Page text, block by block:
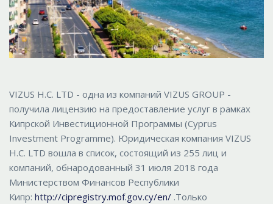
VIZUS H.C. LTD - одна из компаний VIZUS GROUP -
получила лицензию на предоставление услуг в рамках
Кипрской Инвестиционной Программы (Cyprus
Investment Programme). Юридическая компания VIZUS
H.C. LTD вошла в список, состоящий из 255 лиц и
компаний, обнародованный 31 июля 2018 года
Министерством Финансов Республики
Кипр: http://cipregistry.mof.gov.cy/en/ .Только